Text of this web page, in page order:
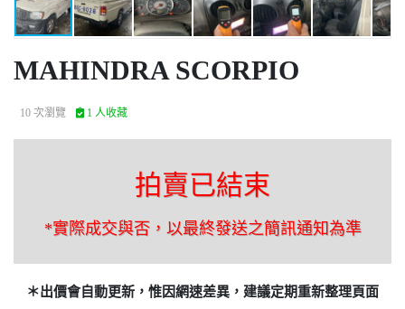
MAHINDRA SCORPIO
10 次瀏覽 1 人收藏
拍賣已結束
*實際成交與否，以最終發送之簡訊通知為準
＊出價會自動更新，惟因網速差異，建議定期重新整理頁面